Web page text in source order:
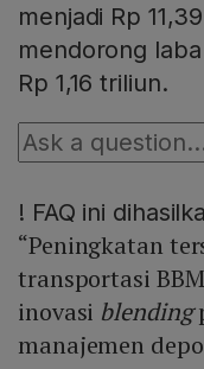
menjadi Rp
mendorong
Rp 1,16 triliun.
! FAQ ini
“Peningkatan
transportasi
inovasi blending
manajemen